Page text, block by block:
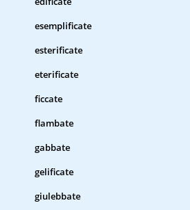
esemplificate
esterificate
eterificate
ficcate
flambate
gabbate
gelificate
giulebbate